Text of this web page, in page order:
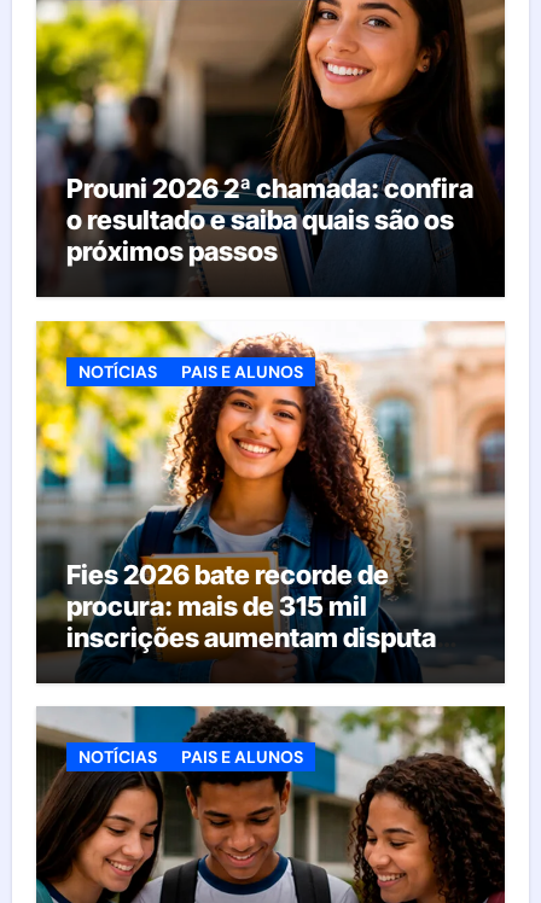
Prouni 2026 2ª chamada: confira
o resultado e saiba quais são os
próximos passos
NOTÍCIAS PAIS E ALUNOS
Fies 2026 bate recorde de
procura: mais de 315 mil
inscrições aumentam disputa
pelas vagas; veja o que acontece
agora
NOTÍCIAS PAIS E ALUNOS